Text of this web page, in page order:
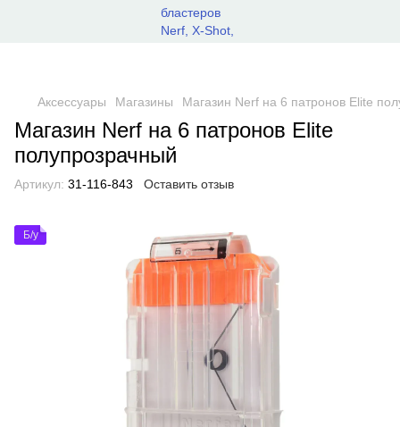
Аксессуары Магазины Магазин Nerf на 6 патронов Elite
Магазин Nerf на 6 патронов Elite
полупрозрачный
Артикул: 31-116-843 Оставить отзыв
Б/у